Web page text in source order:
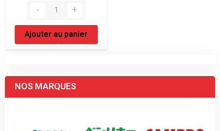
Ajouter au panier
NOS MARQUES